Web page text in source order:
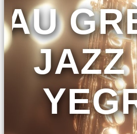
AU